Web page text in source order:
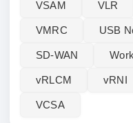
VSAM VLR
VMRC USB
SD-WAN
vRLCM vRNI
VCSA